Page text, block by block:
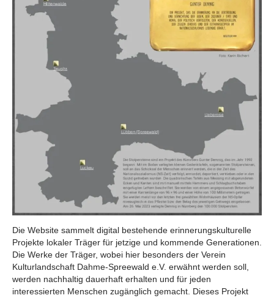
Die Website sammelt digital bestehende erinnerungskulturelle
Projekte lokaler Träger für jetzige und kommende Generationen.
Die Werke der Träger, wobei hier besonders der Verein
Kulturlandschaft Dahme-Spreewald e.V. erwähnt werden soll,
werden nachhaltig dauerhaft erhalten und für jeden
interessierten Menschen zugänglich gemacht. Dieses Projekt